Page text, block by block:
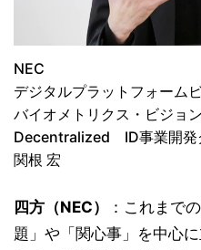
NEC
デジタルプラットフォーム
バイオメトリクス・ビジョ
Decentralized ID事業開
関根 宏
四方（NEC）
：これまで
題」や「関心事」を中心